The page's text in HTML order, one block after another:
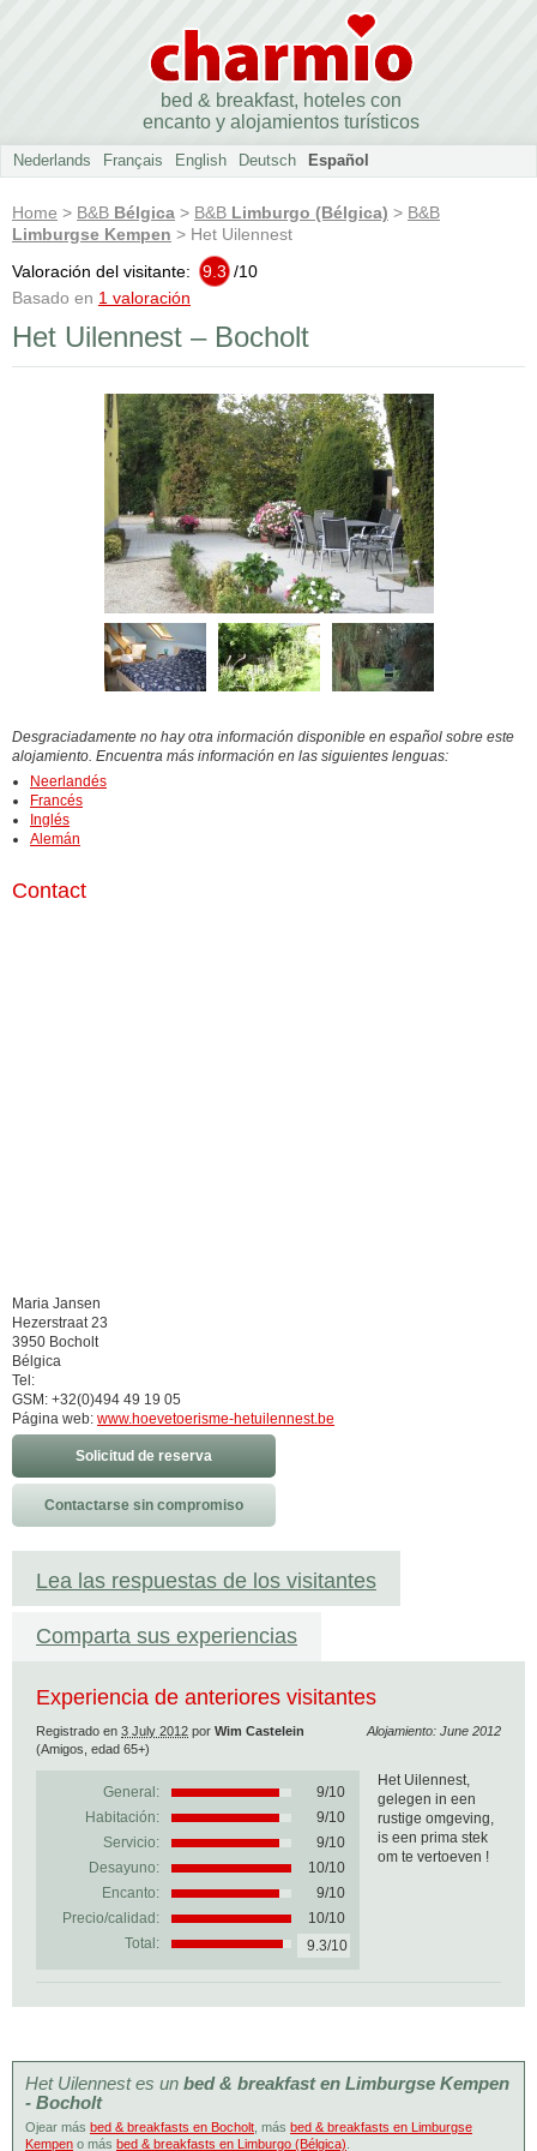
bed & breakfast, hoteles con
encanto y alojamientos turísticos
Nederlands Français English Deutsch Español
Home > B&B Bélgica > B&B Limburgo (Bélgica) > B&B
Limburgse Kempen > Het Uilennest
Valoración del visitante:
9.3 /10
Basado en 1 valoración
Het Uilennest – Bocholt
Desgraciadamente no hay otra información disponible en español sobre este
alojamiento. Encuentra más información en las siguientes lenguas:
Neerlandés
Francés
Inglés
Alemán
Contact
Maria Jansen
Hezerstraat 23
3950 Bocholt
Bélgica
Tel:
GSM: +32(0)494 49 19 05
Página web: www.hoevetoerisme-hetuilennest.be
Solicitud de reserva
Contactarse sin compromiso
Lea las respuestas de los visitantes
Comparta sus experiencias
Experiencia de anteriores visitantes
Alojamiento: June 2012
Registrado en 3 July 2012 por Wim Castelein
(Amigos, edad 65+)
General: 9/10
Habitación:
9/10
Servicio:
9/10
Desayuno:
10/10
Encanto:
9/10
Precio/calidad:
10/10
Total:
9.3/10
Het Uilennest,
gelegen in een
rustige omgeving,
is een prima stek
om te vertoeven !
Het Uilennest es un bed & breakfast en Limburgse Kempen
- Bocholt
Ojear más bed & breakfasts en Bocholt , más bed & breakfasts en Limburgse
Kempen o más bed & breakfasts en Limburgo (Bélgica)